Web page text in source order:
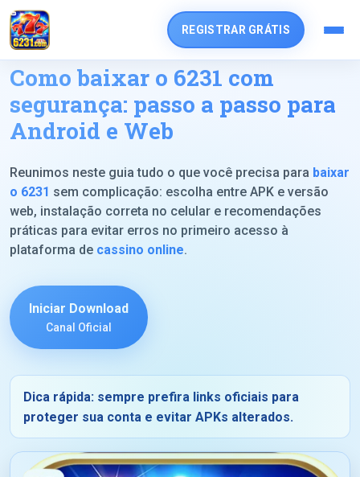
REGISTRAR GRÁTIS
Como baixar o 6231 com
segurança: passo a passo para
Android e Web
Reunimos neste guia tudo o que você precisa para baixar
o 6231 sem complicação: escolha entre APK e versão
web, instalação correta no celular e recomendações
práticas para evitar erros no primeiro acesso à
plataforma de cassino online.
Iniciar Download
Canal Oficial
Dica rápida: sempre prefira links oficiais para
proteger sua conta e evitar APKs alterados.